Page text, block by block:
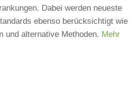
Dabei werden neueste
ebenso berücksichtigt wie
und alternative Methoden. Mehr